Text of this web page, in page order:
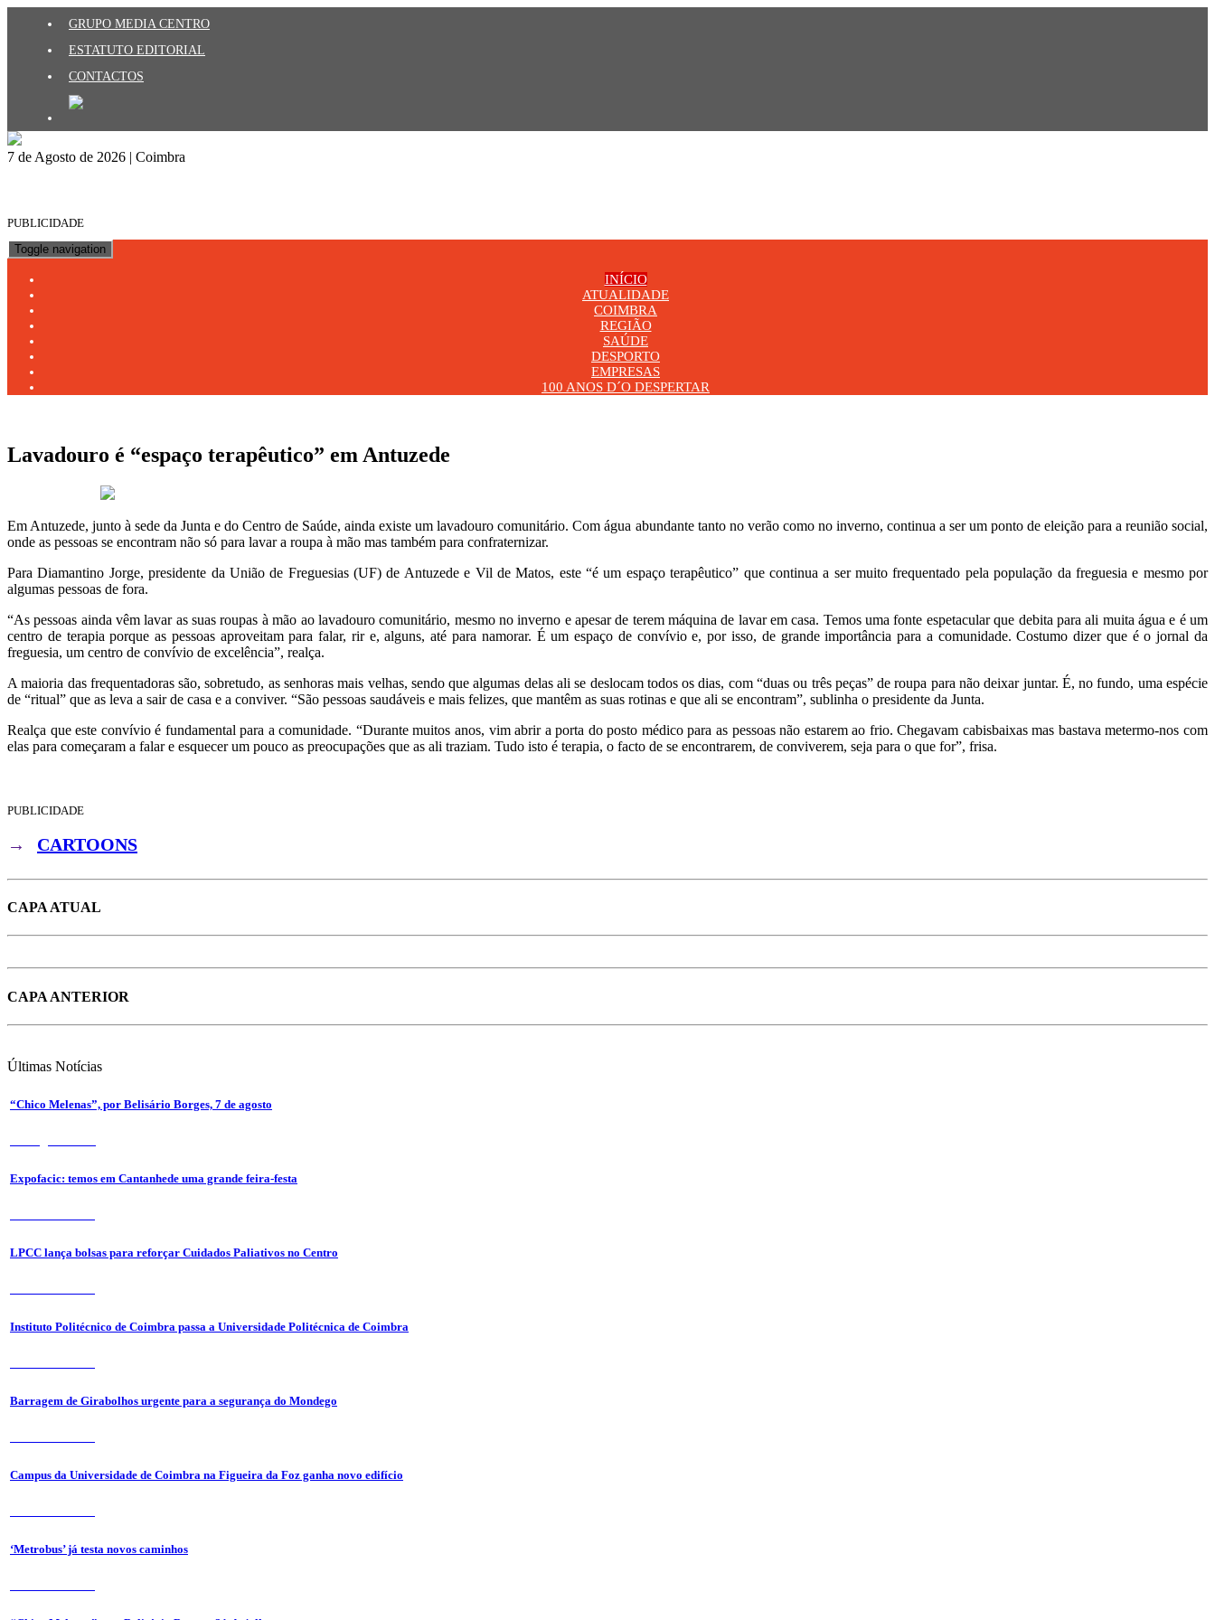
GRUPO MEDIA CENTRO
ESTATUTO EDITORIAL
CONTACTOS
7 de Agosto de 2026 | Coimbra
PUBLICIDADE
Toggle navigation
INÍCIO
ATUALIDADE
COIMBRA
REGIÃO
SAÚDE
DESPORTO
EMPRESAS
100 ANOS D´O DESPERTAR
Lavadouro é “espaço terapêutico” em Antuzede
Em Antuzede, junto à sede da Junta e do Centro de Saúde, ainda existe um lavadouro comunitário. Com água abundante tanto no verão como no inverno, continua a ser um ponto de eleição para a reunião social,
onde as pessoas se encontram não só para lavar a roupa à mão mas também para confraternizar.
Para Diamantino Jorge, presidente da União de Freguesias (UF) de Antuzede e Vil de Matos, este “é um espaço terapêutico” que continua a ser muito frequentado pela população da freguesia e mesmo por
algumas pessoas de fora.
“As pessoas ainda vêm lavar as suas roupas à mão ao lavadouro comunitário, mesmo no inverno e apesar de terem máquina de lavar em casa. Temos uma fonte espetacular que debita para ali muita água e é um
centro de terapia porque as pessoas aproveitam para falar, rir e, alguns, até para namorar. É um espaço de convívio e, por isso, de grande importância para a comunidade. Costumo dizer que é o jornal da
freguesia, um centro de convívio de excelência”, realça.
A maioria das frequentadoras são, sobretudo, as senhoras mais velhas, sendo que algumas delas ali se deslocam todos os dias, com “duas ou três peças” de roupa para não deixar juntar. É, no fundo, uma espécie
de “ritual” que as leva a sair de casa e a conviver. “São pessoas saudáveis e mais felizes, que mantêm as suas rotinas e que ali se encontram”, sublinha o presidente da Junta.
Realça que este convívio é fundamental para a comunidade. “Durante muitos anos, vim abrir a porta do posto médico para as pessoas não estarem ao frio. Chegavam cabisbaixas mas bastava metermo-nos com
elas para começaram a falar e esquecer um pouco as preocupações que as ali traziam. Tudo isto é terapia, o facto de se encontrarem, de conviverem, seja para o que for”, frisa.
PUBLICIDADE
→ CARTOONS
CAPA ATUAL
CAPA ANTERIOR
Últimas Notícias
“Chico Melenas”, por Belisário Borges, 7 de agosto
Expofacic: temos em Cantanhede uma grande feira-festa
LPCC lança bolsas para reforçar Cuidados Paliativos no Centro
Instituto Politécnico de Coimbra passa a Universidade Politécnica de Coimbra
Barragem de Girabolhos urgente para a segurança do Mondego
Campus da Universidade de Coimbra na Figueira da Foz ganha novo edifício
‘Metrobus’ já testa novos caminhos